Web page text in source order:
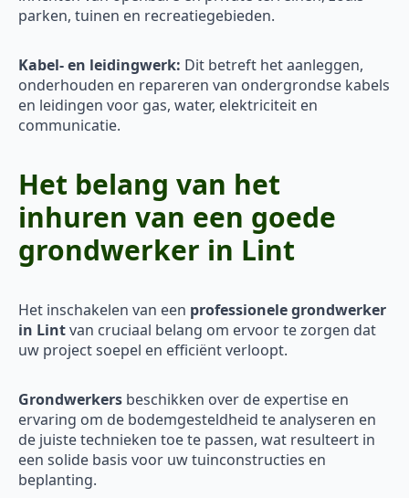
parken, tuinen en recreatiegebieden.
Kabel- en leidingwerk: Dit betreft het aanleggen,
onderhouden en repareren van ondergrondse kabels
en leidingen voor gas, water, elektriciteit en
communicatie.
Het belang van het
inhuren van een goede
grondwerker in Lint
Het inschakelen van een professionele grondwerker
in Lintvan cruciaal belang om ervoor te zorgen dat
uw project soepel en efficiënt verloopt.
Grondwerkers beschikken over de expertise en
ervaring om de bodemgesteldheid te analyseren en
de juiste technieken toe te passen, wat resulteert in
een solide basis voor uw tuinconstructies en
beplanting.